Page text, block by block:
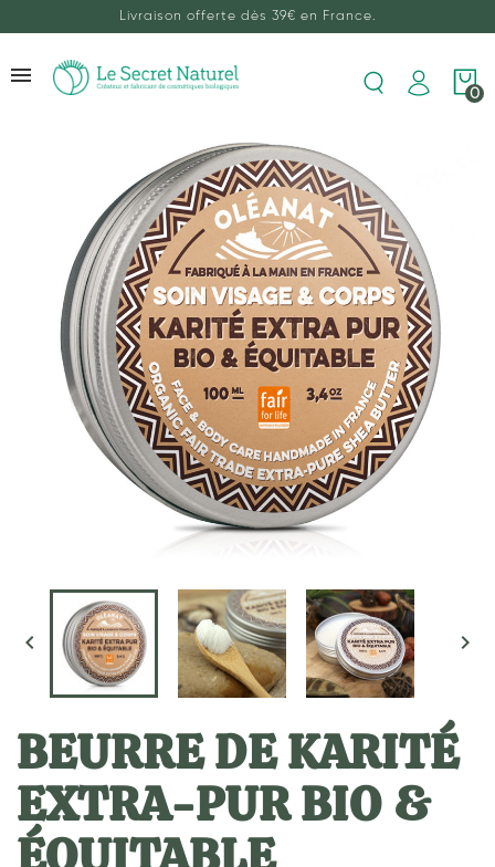
Livraison offerte dès 39€ en France.
0
 
BEURRE DE KARITÉ
EXTRA-PUR BIO &